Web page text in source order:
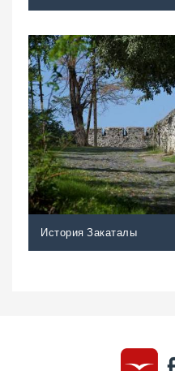
История Закаталы